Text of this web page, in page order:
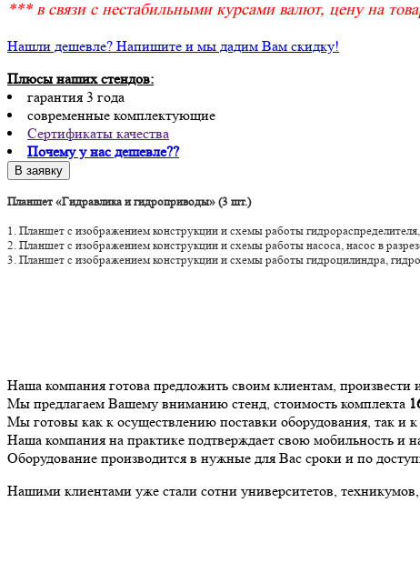
*** в связи с нестабильными курсами валют, цену на
Нашли дешевле? Напишите и мы дадим Вам скидку!
Плюсы наших стендов:
гарантия 3 года
современные комплектующие
Сертификаты качества
Почему у нас дешевле??
Планшет «Гидравлика и гидроприводы» (3 шт.)
1. Планшет с изображением конструкции и схемы работы
2. Планшет с изображением конструкции и схемы работы
3. Планшет с изображением конструкции и схемы работы гидроцилиндра,
Наша компания готова предложить своим клиентам,
Мы предлагаем Вашему вниманию стенд, стоимость комплекта
Мы готовы как к осуществлению поставки оборудования, так и
Наша компания на практике подтверждает свою мобильность и
Оборудование производится в нужные для Вас сроки и по
Нашими клиентами уже стали сотни университетов,